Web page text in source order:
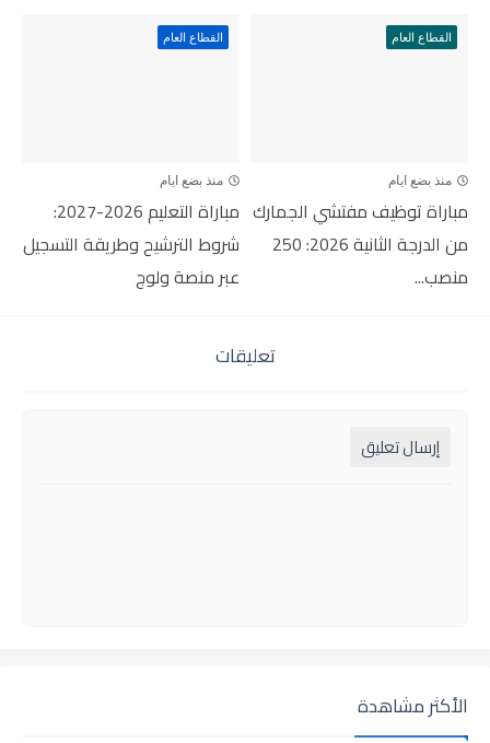
القطاع العام
منذ بضع ايام
مباراة توظيف مفتشي الجمارك
من الدرجة الثانية 2026: 250
منصب...
القطاع العام
منذ بضع ايام
مباراة التعليم 2026-2027:
شروط الترشيح وطريقة التسجيل
عبر منصة ولوج
تعليقات
إرسال تعليق
الأكثر مشاهدة